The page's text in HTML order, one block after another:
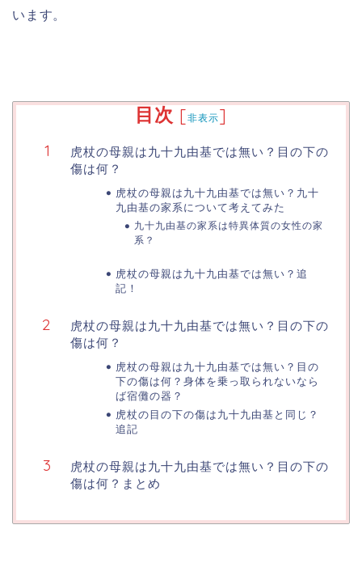
います。
目次 [非表示]
虎杖の母親は九十九由基では無い？目の下の
傷は何？
虎杖の母親は九十九由基では無い？九十
九由基の家系について考えてみた
九十九由基の家系は特異体質の女性の家
系？
虎杖の母親は九十九由基では無い？追
記！
虎杖の母親は九十九由基では無い？目の下の
傷は何？
虎杖の母親は九十九由基では無い？目の
下の傷は何？身体を乗っ取られないなら
ば宿儺の器？
虎杖の目の下の傷は九十九由基と同じ？
追記
虎杖の母親は九十九由基では無い？目の下の
傷は何？まとめ